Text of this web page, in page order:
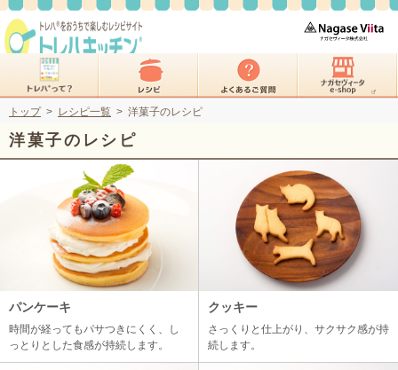
トップ> レシピ一覧 > 洋菓子のレシピ
洋菓子のレシピ
パンケーキ
時間が経ってもパサつきにくく、し
っとりとした食感が持続します。
クッキー
さっくりと仕上がり、サクサク感が持
続します。